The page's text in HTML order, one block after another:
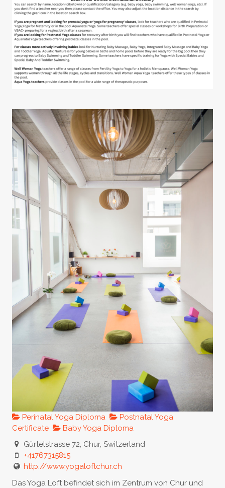
Perinatal Yoga Diploma
Postnatal Yoga
Certificate
Baby Yoga Diploma
Gürtelstrasse 72, Chur, Switzerland
+41767315815
http://www.yogaloftchur.ch
Das Yoga Loft befindet sich im Zentrum von Chur und